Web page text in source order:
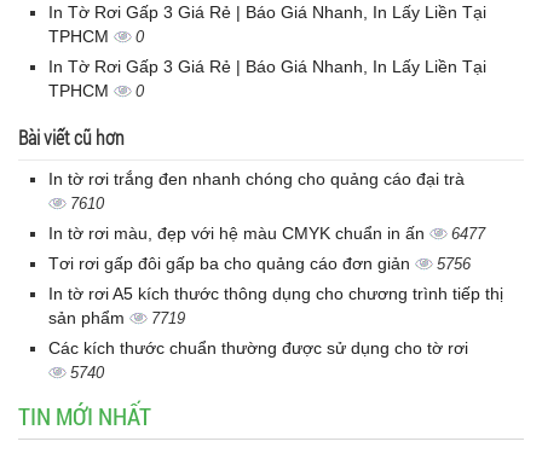
In Tờ Rơi Gấp 3 Giá Rẻ | Báo Giá Nhanh, In Lấy Liền Tại
TPHCM
0
In Tờ Rơi Gấp 3 Giá Rẻ | Báo Giá Nhanh, In Lấy Liền Tại
TPHCM
0
Bài viết cũ hơn
In tờ rơi trắng đen nhanh chóng cho quảng cáo đại trà
7610
In tờ rơi màu, đẹp với hệ màu CMYK chuẩn in ấn 6477
Tơi rơi gấp đôi gấp ba cho quảng cáo đơn giản 5756
In tờ rơi A5 kích thước thông dụng cho chương trình tiếp thị
sản phẩm
7719
Các kích thước chuẩn thường được sử dụng cho tờ rơi
5740
TIN MỚI NHẤT